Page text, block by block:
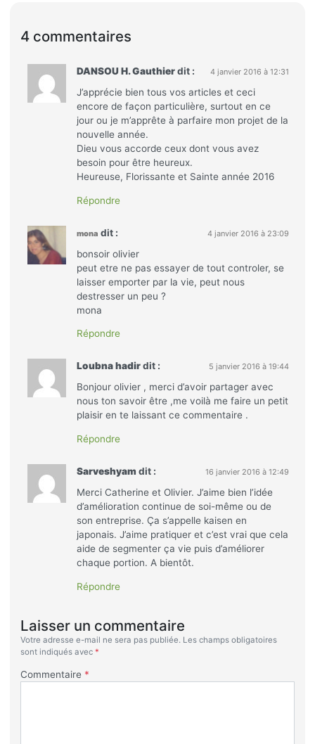
4 commentaires
DANSOU H. Gauthier dit : 4 janvier 2016 à 12:31
J’apprécie bien tous vos articles et ceci
encore de façon particulière, surtout en ce
jour ou je m’apprête à parfaire mon projet de la
nouvelle année.
Dieu vous accorde ceux dont vous avez
besoin pour être heureux.
Heureuse, Florissante et Sainte année 2016
Répondre
mona dit : 4 janvier 2016 à 23:09
bonsoir olivier
peut etre ne pas essayer de tout controler, se
laisser emporter par la vie, peut nous
destresser un peu ?
mona
Répondre
Loubna hadir dit : 5 janvier 2016 à 19:44
Bonjour olivier , merci d’avoir partager avec
nous ton savoir être ,me voilà me faire un petit
plaisir en te laissant ce commentaire .
Répondre
Sarveshyam dit : 16 janvier 2016 à 12:49
Merci Catherine et Olivier. J’aime bien l’idée
d’amélioration continue de soi-même ou de
son entreprise. Ça s’appelle kaisen en
japonais. J’aime pratiquer et c’est vrai que cela
aide de segmenter ça vie puis d’améliorer
chaque portion. A bientôt.
Répondre
Laisser un commentaire
Votre adresse e-mail ne sera pas publiée. Les champs obligatoires
sont indiqués avec *
Commentaire *